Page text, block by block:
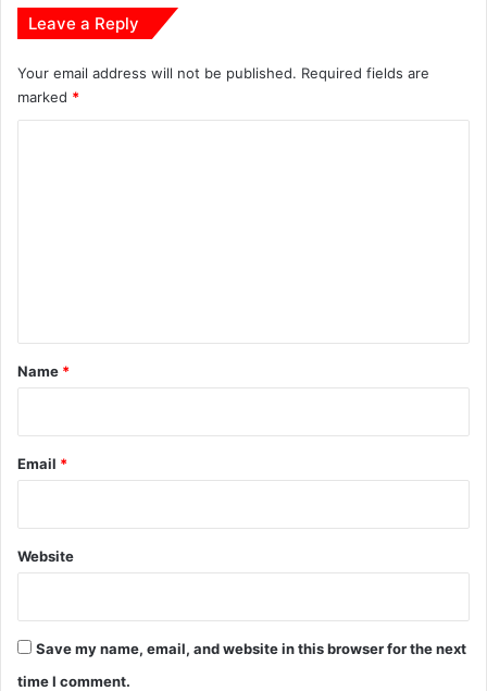
Leave a Reply
Your email address will not be published. Required fields are
marked *
*
Name *
Email *
Website
Save my name, email, and website in this browser for the next
time I comment.